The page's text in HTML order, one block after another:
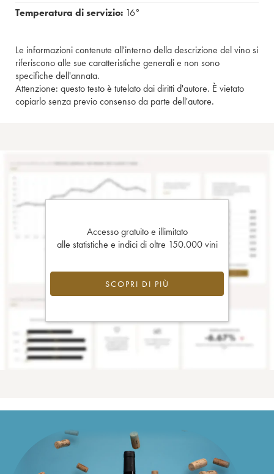
Temperatura di servizio: 16°
Le informazioni contenute all'interno della descrizione del vino si
riferiscono alle sue caratteristiche generali e non sono
specifiche dell'annata.
Attenzione: questo testo è tutelato dai diritti d'autore. È vietato
copiarlo senza previo consenso da parte dell'autore.
Accesso gratuito e illimitato
alle statistiche e indici di oltre 150.000 vini
SCOPRI DI PIÙ